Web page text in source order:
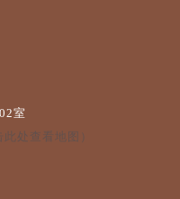
室
此处查看地图）